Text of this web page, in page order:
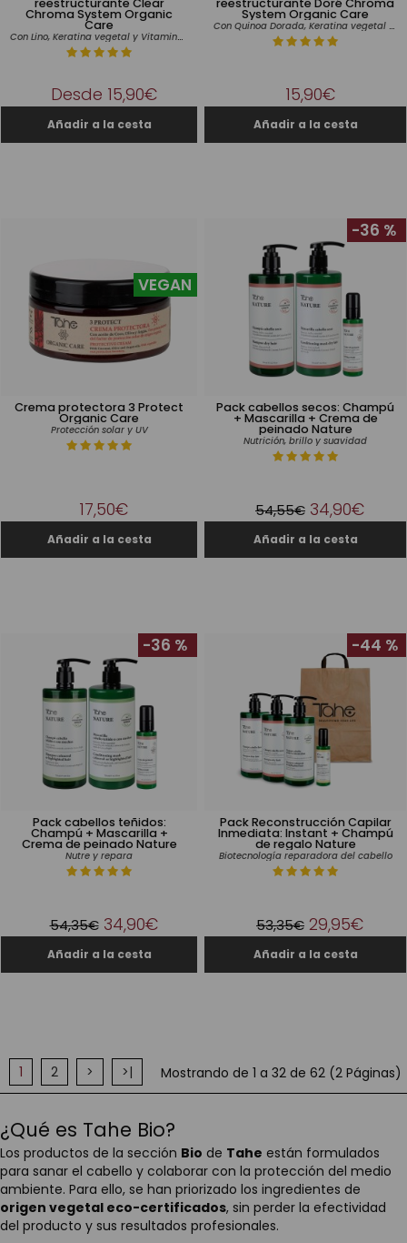
¿Qué es Tahe Bio?
Los productos de la sección Bio de Tahe están formulados
para sanar el cabello y colaborar con la protección del medio
ambiente. Para ello, se han priorizado los ingredientes de
origen vegetal eco-certificados, sin perder la efectividad
del producto y sus resultados profesionales.
Chroma System Organic
Care
Con Lino, Keratina vegetal y Vitamina C
Desde 15,90€
System Organic Care
Con Quinoa Dorada, Keratina vegetal y Vitamina C
15,90€
Crema protectora 3 Protect
Organic Care
Protección solar y UV
VEGAN
17,50€
Pack cabellos secos: Champú
+ Mascarilla + Crema de
peinado Nature
Nutrición, brillo y suavidad
-36 %
54,55€ 34,90€
Pack cabellos teñidos:
Champú + Mascarilla +
Crema de peinado Nature
Nutre y repara
-36 %
54,35€ 34,90€
Pack Reconstrucción Capilar
Inmediata: Instant + Champú
de regalo Nature
Biotecnología reparadora del cabello
-44 %
53,35€ 29,95€
1 2 > >| Mostrando de 1 a 32 de 62 (2 Páginas)